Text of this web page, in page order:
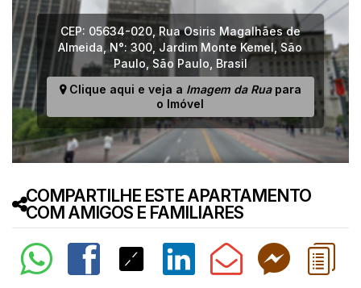
CEP: 05634-020, Rua Osiris Magalhães de
Almeida ,N°: 300 Jardim Monte Kemel São
Paulo São Paulo Brasil
Clique aqui e veja a Imagem da Ruapara
o Imóvel
COMPARTILHE ESTE APARTAMENTO
COM AMIGOS E FAMILIARES